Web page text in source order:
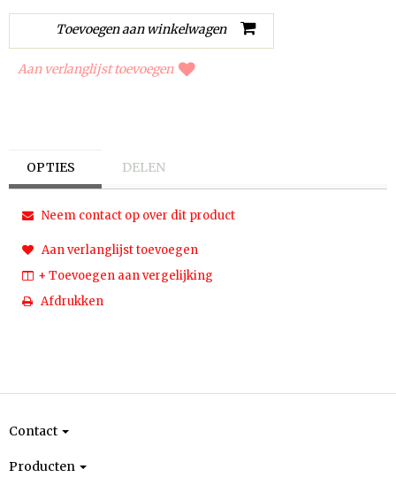
Aan verlanglijst toevoegen
OPTIES DELEN
Neem contact op over dit product
Aan verlanglijst toevoegen
+ Toevoegen aan vergelijking
Afdrukken
Contact
Producten